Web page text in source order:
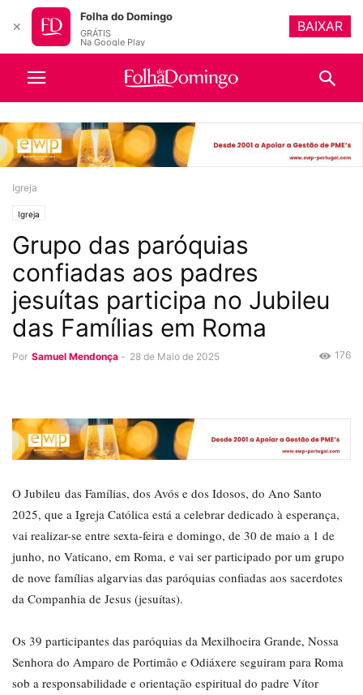
Igreja
Igreja
Grupo das paróquias
confiadas aos padres
jesuítas participa no Jubileu
das Famílias em Roma
Por Samuel Mendonça - 28 de Maio de 2025 176
O Jubileu das Famílias, dos Avós e dos Idosos, do Ano Santo
2025, que a Igreja Católica está a celebrar dedicado à esperança,
vai realizar-se entre sexta-feira e domingo, de 30 de maio a 1 de
junho, no Vaticano, em Roma, e vai ser participado por um grupo
de nove famílias algarvias das paróquias confiadas aos sacerdotes
da Companhia de Jesus (jesuítas).
Os 39 participantes das paróquias da Mexilhoeira Grande, Nossa
Senhora do Amparo de Portimão e Odiáxere seguiram para Roma
sob a responsabilidade e orientação espiritual do padre Vítor
✕
Folha do Domingo
GRÁTIS
Na Google Play
BAIXAR